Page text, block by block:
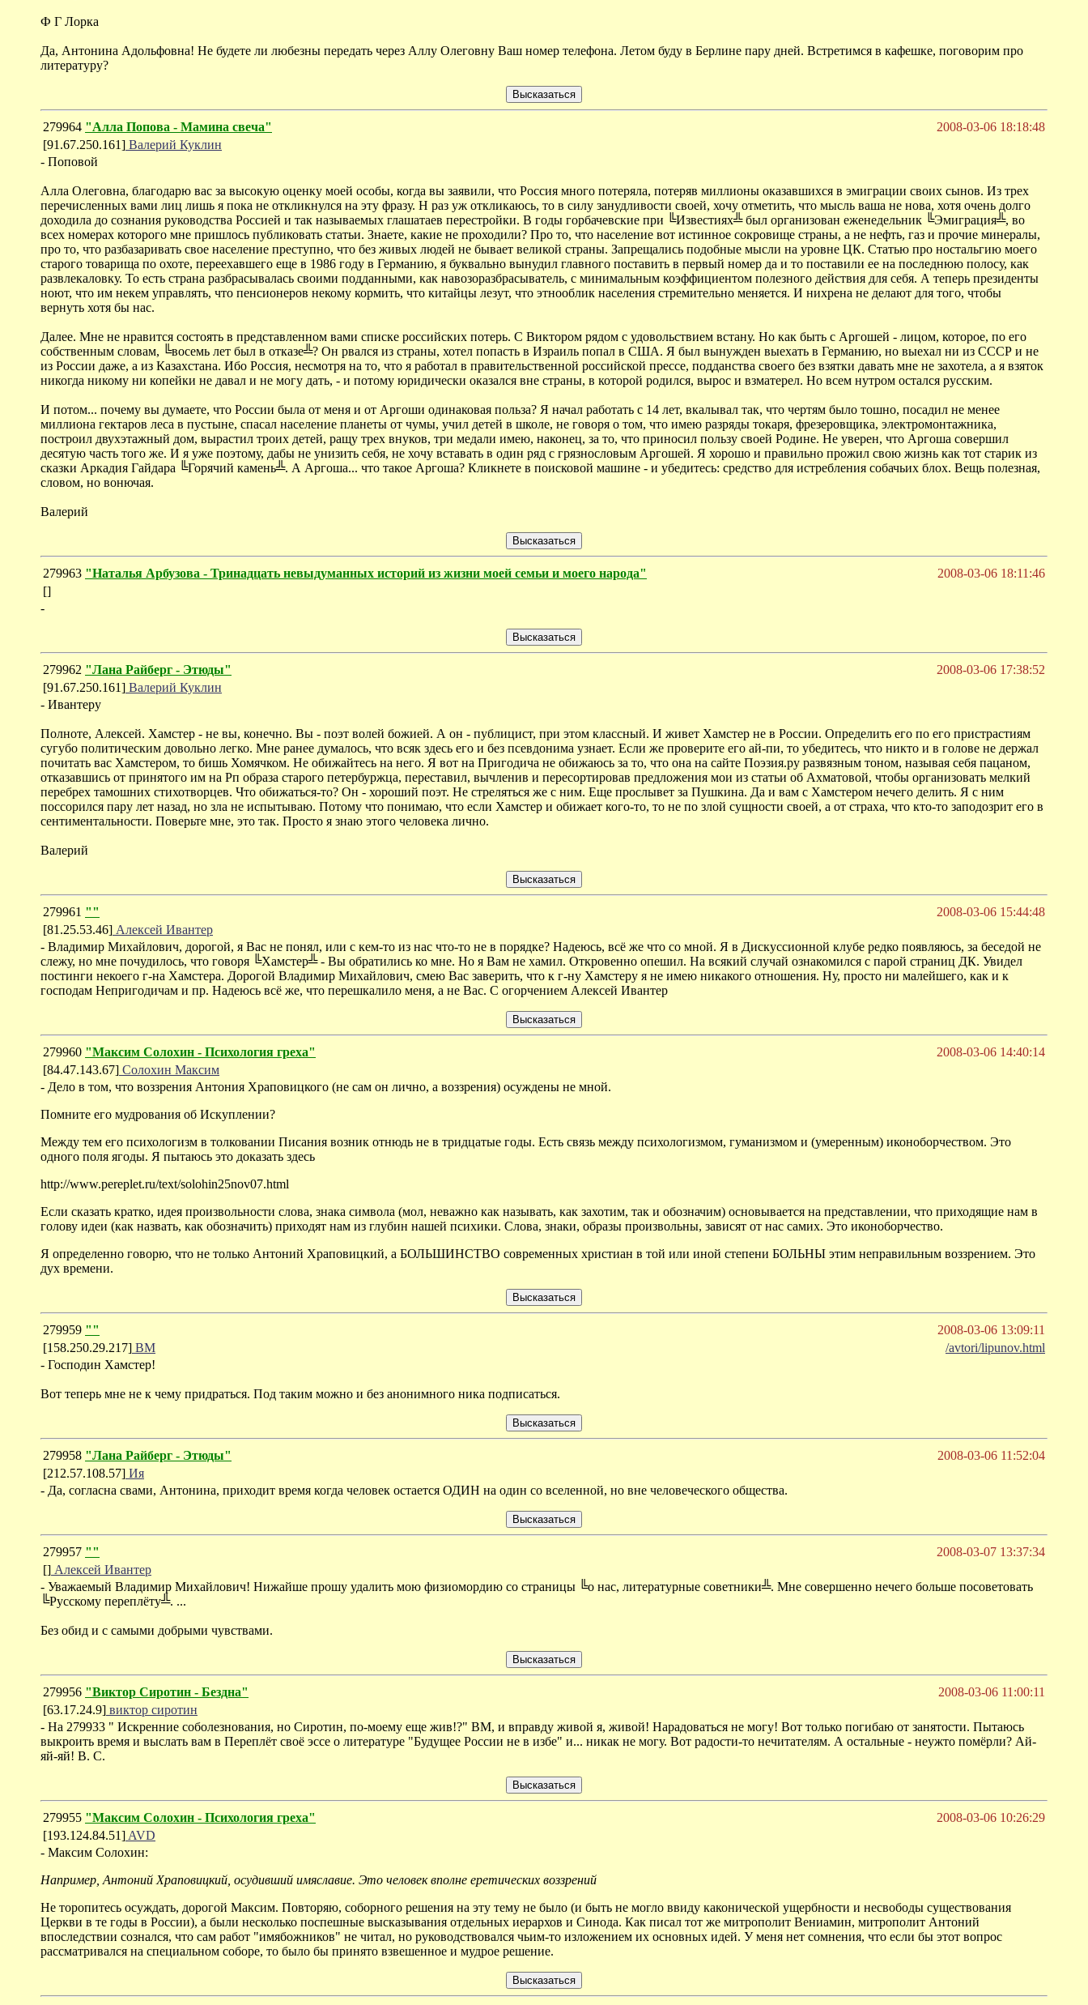
Ф Г Лорка
Да, Антонина Адольфовна! Не будете ли любезны передать через Аллу Олеговну Ваш номер телефона. Летом буду в Берлине пару дней. Встретимся в кафешке, поговорим про
литературу?
279964 "Алла Попова - Мамина свеча"
2008-03-06 18:18:48
[91.67.250.161] Валерий Куклин
- Поповой
Алла Олеговна, благодарю вас за высокую оценку моей особы, когда вы заявили, что Россия много потеряла, потеряв миллионы оказавшихся в эмиграции своих сынов. Из трех
перечисленных вами лиц лишь я пока не откликнулся на эту фразу. Н раз уж откликаюсь, то в силу занудливости своей, хочу отметить, что мысль ваша не нова, хотя очень долго
доходила до сознания руководства Россией и так называемых глашатаев перестройки. В годы горбачевские при ╚Известиях╩ был организован еженедельник ╚Эмиграция╩, во
всех номерах которого мне пришлось публиковать статьи. Знаете, какие не проходили? Про то, что население вот истинное сокровище страны, а не нефть, газ и прочие минералы,
про то, что разбазаривать свое население преступно, что без живых людей не бывает великой страны. Запрещались подобные мысли на уровне ЦК. Статью про ностальгию моего
старого товарища по охоте, переехавшего еще в 1986 году в Германию, я буквально вынудил главного поставить в первый номер да и то поставили ее на последнюю полосу, как
развлекаловку. То есть страна разбрасывалась своими подданными, как навозоразбрасыватель, с минимальным коэффициентом полезного действия для себя. А теперь президенты
ноют, что им некем управлять, что пенсионеров некому кормить, что китайцы лезут, что этнооблик населения стремительно меняется. И нихрена не делают для того, чтобы
вернуть хотя бы нас.
Далее. Мне не нравится состоять в представленном вами списке российских потерь. С Виктором рядом с удовольствием встану. Но как быть с Аргошей - лицом, которое, по его
собственным словам, ╚восемь лет был в отказе╩? Он рвался из страны, хотел попасть в Израиль попал в США. Я был вынужден выехать в Германию, но выехал ни из СССР и не
из России даже, а из Казахстана. Ибо Россия, несмотря на то, что я работал в правительственной российской прессе, подданства своего без взятки давать мне не захотела, а я взяток
никогда никому ни копейки не давал и не могу дать, - и потому юридически оказался вне страны, в которой родился, вырос и взматерел. Но всем нутром остался русским.
И потом... почему вы думаете, что России была от меня и от Аргоши одинаковая польза? Я начал работать с 14 лет, вкалывал так, что чертям было тошно, посадил не менее
миллиона гектаров леса в пустыне, спасал население планеты от чумы, учил детей в школе, не говоря о том, что имею разряды токаря, фрезеровщика, электромонтажника,
построил двухэтажный дом, вырастил троих детей, ращу трех внуков, три медали имею, наконец, за то, что приносил пользу своей Родине. Не уверен, что Аргоша совершил
десятую часть того же. И я уже поэтому, дабы не унизить себя, не хочу вставать в один ряд с грязнословым Аргошей. Я хорошо и правильно прожил свою жизнь как тот старик из
сказки Аркадия Гайдара ╚Горячий камень╩. А Аргоша... что такое Аргоша? Кликнете в поисковой машине - и убедитесь: средство для истребления собачьих блох. Вещь полезная,
словом, но вонючая.
Валерий
279963 "Наталья Арбузова - Тринадцать невыдуманных историй из жизни моей семьи и моего народа"
2008-03-06 18:11:46
[]
-
279962 "Лана Райберг - Этюды"
2008-03-06 17:38:52
[91.67.250.161] Валерий Куклин
- Ивантеру
Полноте, Алексей. Хамстер - не вы, конечно. Вы - поэт волей божией. А он - публицист, при этом классный. И живет Хамстер не в России. Определить его по его пристрастиям
сугубо политическим довольно легко. Мне ранее думалось, что всяк здесь его и без псевдонима узнает. Если же проверите его ай-пи, то убедитесь, что никто и в голове не держал
почитать вас Хамстером, то бишь Хомячком. Не обижайтесь на него. Я вот на Пригодича не обижаюсь за то, что она на сайте Поэзия.ру развязным тоном, называя себя пацаном,
отказавшись от принятого им на Рп образа старого петербуржца, переставил, вычленив и пересортировав предложения мои из статьи об Ахматовой, чтобы организовать мелкий
перебрех тамошних стихотворцев. Что обижаться-то? Он - хороший поэт. Не стреляться же с ним. Еще прослывет за Пушкина. Да и вам с Хамстером нечего делить. Я с ним
поссорился пару лет назад, но зла не испытываю. Потому что понимаю, что если Хамстер и обижает кого-то, то не по злой сущности своей, а от страха, что кто-то заподозрит его в
сентиментальности. Поверьте мне, это так. Просто я знаю этого человека лично.
Валерий
279961 ""
2008-03-06 15:44:48
[81.25.53.46] Алексей Ивантер
- Владимир Михайлович, дорогой, я Вас не понял, или с кем-то из нас что-то не в порядке? Надеюсь, всё же что со мной. Я в Дискуссионной клубе редко появляюсь, за беседой не
слежу, но мне почудилось, что говоря ╚Хамстер╩ - Вы обратились ко мне. Но я Вам не хамил. Откровенно опешил. На всякий случай ознакомился с парой страниц ДК. Увидел
постинги некоего г-на Хамстера. Дорогой Владимир Михайлович, смею Вас заверить, что к г-ну Хамстеру я не имею никакого отношения. Ну, просто ни малейшего, как и к
господам Непригодичам и пр. Надеюсь всё же, что перешкалило меня, а не Вас. С огорчением Алексей Ивантер
279960 "Максим Солохин - Психология греха"
2008-03-06 14:40:14
[84.47.143.67] Солохин Максим
- Дело в том, что воззрения Антония Храповицкого (не сам он лично, а воззрения) осуждены не мной.
Помните его мудрования об Искуплении?
Между тем его психологизм в толковании Писания возник отнюдь не в тридцатые годы. Есть связь между психологизмом, гуманизмом и (умеренным) иконоборчеством. Это
одного поля ягоды. Я пытаюсь это доказать здесь
http://www.pereplet.ru/text/solohin25nov07.html
Если сказать кратко, идея произвольности слова, знака символа (мол, неважно как называть, как захотим, так и обозначим) основывается на представлении, что приходящие нам в
голову идеи (как назвать, как обозначить) приходят нам из глубин нашей психики. Слова, знаки, образы произвольны, зависят от нас самих. Это иконоборчество.
Я определенно говорю, что не только Антоний Храповицкий, а БОЛЬШИНСТВО современных христиан в той или иной степени БОЛЬНЫ этим неправильным воззрением. Это
дух времени.
279959 ""
2008-03-06 13:09:11
[158.250.29.217] ВМ
/avtori/lipunov.html
- Господин Хамстер!
Вот теперь мне не к чему придраться. Под таким можно и без анонимного ника подписаться.
279958 "Лана Райберг - Этюды"
2008-03-06 11:52:04
[212.57.108.57] Ия
- Да, согласна свами, Антонина, приходит время когда человек остается ОДИН на один со вселенной, но вне человеческого общества.
279957 ""
2008-03-07 13:37:34
[] Алексей Ивантер
- Уважаемый Владимир Михайлович! Нижайше прошу удалить мою физиомордию со страницы ╚о нас, литературные советники╩. Мне совершенно нечего больше посоветовать
╚Русскому переплёту╩. ...
Без обид и с самыми добрыми чувствами.
279956 "Виктор Сиротин - Бездна"
2008-03-06 11:00:11
[63.17.24.9] виктор сиротин
- На 279933 " Искренние соболезнования, но Сиротин, по-моему еще жив!?" ВМ, и вправду живой я, живой! Нарадоваться не могу! Вот только погибаю от занятости. Пытаюсь
выкроить время и выслать вам в Переплёт своё эссе о литературе "Будущее России не в избе" и... никак не могу. Вот радости-то нечитателям. А остальные - неужто помёрли? Ай-
яй-яй! В. С.
279955 "Максим Солохин - Психология греха"
2008-03-06 10:26:29
[193.124.84.51] AVD
- Максим Солохин:
Например, Антоний Храповицкий, осудивший имяславие. Это человек вполне еретических воззрений
Не торопитесь осуждать, дорогой Максим. Повторяю, соборного решения на эту тему не было (и быть не могло ввиду каконической ущербности и несвободы существования
Церкви в те годы в России), а были несколько поспешные высказывания отдельных иерархов и Синода. Как писал тот же митрополит Вениамин, митрополит Антоний
впоследствии сознался, что сам работ "имябожников" не читал, но руководствовался чьим-то изложением их основных идей. У меня нет сомнения, что если бы этот вопрос
рассматривался на специальном соборе, то было бы принято взвешенное и мудрое решение.